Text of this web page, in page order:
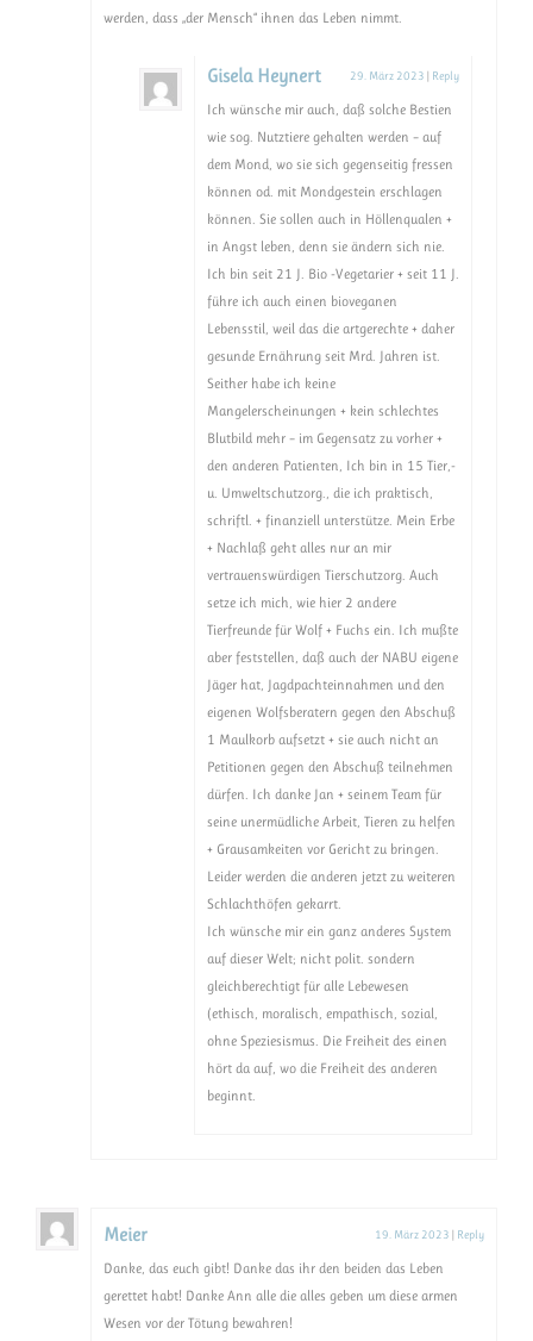
werden, dass „der Mensch“ ihnen das Leben nimmt.
Gisela Heynert 29. März 2023 | Reply
Ich wünsche mir auch, daß solche Bestien
wie sog. Nutztiere gehalten werden – auf
dem Mond, wo sie sich gegenseitig fressen
können od. mit Mondgestein erschlagen
können. Sie sollen auch in Höllenqualen +
in Angst leben, denn sie ändern sich nie.
Ich bin seit 21 J. Bio -Vegetarier + seit 11 J.
führe ich auch einen bioveganen
Lebensstil, weil das die artgerechte + daher
gesunde Ernährung seit Mrd. Jahren ist.
Seither habe ich keine
Mangelerscheinungen + kein schlechtes
Blutbild mehr – im Gegensatz zu vorher +
den anderen Patienten, Ich bin in 15 Tier,-
u. Umweltschutzorg., die ich praktisch,
schriftl. + finanziell unterstütze. Mein Erbe
+ Nachlaß geht alles nur an mir
vertrauenswürdigen Tierschutzorg. Auch
setze ich mich, wie hier 2 andere
Tierfreunde für Wolf + Fuchs ein. Ich mußte
aber feststellen, daß auch der NABU eigene
Jäger hat, Jagdpachteinnahmen und den
eigenen Wolfsberatern gegen den Abschuß
1 Maulkorb aufsetzt + sie auch nicht an
Petitionen gegen den Abschuß teilnehmen
dürfen. Ich danke Jan + seinem Team für
seine unermüdliche Arbeit, Tieren zu helfen
+ Grausamkeiten vor Gericht zu bringen.
Leider werden die anderen jetzt zu weiteren
Schlachthöfen gekarrt.
Ich wünsche mir ein ganz anderes System
auf dieser Welt; nicht polit. sondern
gleichberechtigt für alle Lebewesen
(ethisch, moralisch, empathisch, sozial,
ohne Speziesismus. Die Freiheit des einen
hört da auf, wo die Freiheit des anderen
beginnt.
Meier 19. März 2023 | Reply
Danke, das euch gibt! Danke das ihr den beiden das Leben
gerettet habt! Danke Ann alle die alles geben um diese armen
Wesen vor der Tötung bewahren!